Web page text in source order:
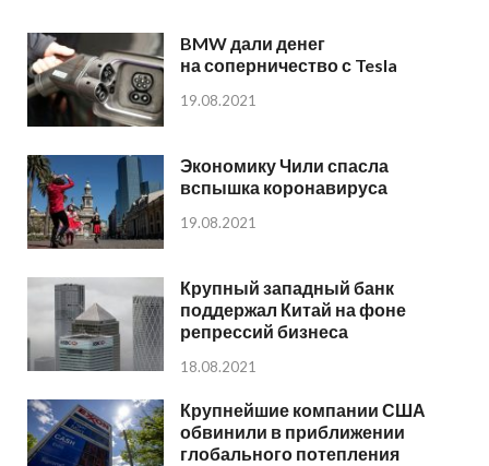
BMW дали денег
на соперничество с Tesla
19.08.2021
Экономику Чили спасла
вспышка коронавируса
19.08.2021
Крупный западный банк
поддержал Китай на фоне
репрессий бизнеса
18.08.2021
Крупнейшие компании США
обвинили в приближении
глобального потепления